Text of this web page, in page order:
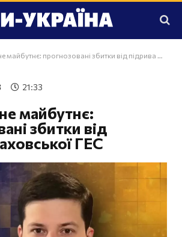
прогнозовані збитки від підрива Каховської ГЕС
21:33
майбутнє:
збитки від
ГЕС